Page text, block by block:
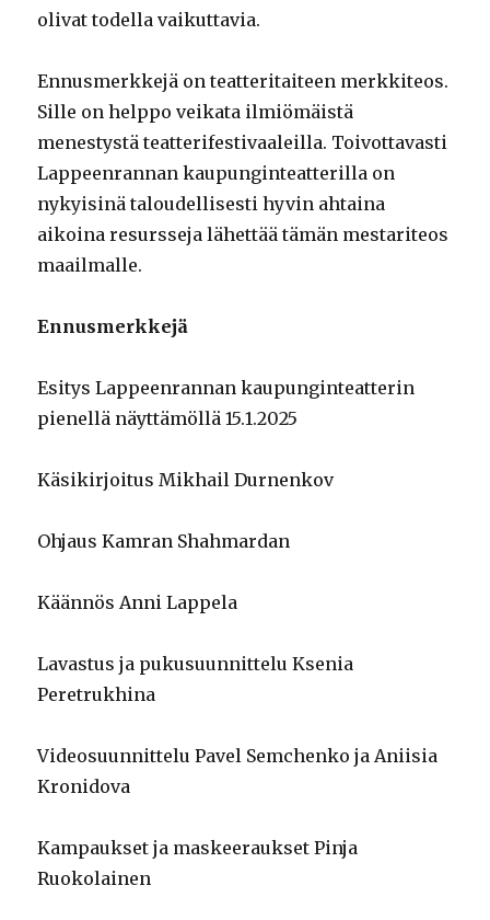
olivat todella vaikuttavia.
Ennusmerkkejä on teatteritaiteen merkkiteos.
Sille on helppo veikata ilmiömäistä
menestystä teatterifestivaaleilla. Toivottavasti
Lappeenrannan kaupunginteatterilla on
nykyisinä taloudellisesti hyvin ahtaina
aikoina resursseja lähettää tämän mestariteos
maailmalle.
Ennusmerkkejä
Esitys Lappeenrannan kaupunginteatterin
pienellä näyttämöllä 15.1.2025
Käsikirjoitus Mikhail Durnenkov
Ohjaus Kamran Shahmardan
Käännös Anni Lappela
Lavastus ja pukusuunnittelu Ksenia
Peretrukhina
Videosuunnittelu Pavel Semchenko ja Aniisia
Kronidova
Kampaukset ja maskeeraukset Pinja
Ruokolainen